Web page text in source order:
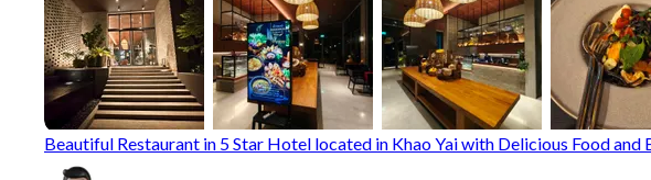
Beautiful Restaurant in 5 Star Hotel located in Khao Yai with Delicious Food